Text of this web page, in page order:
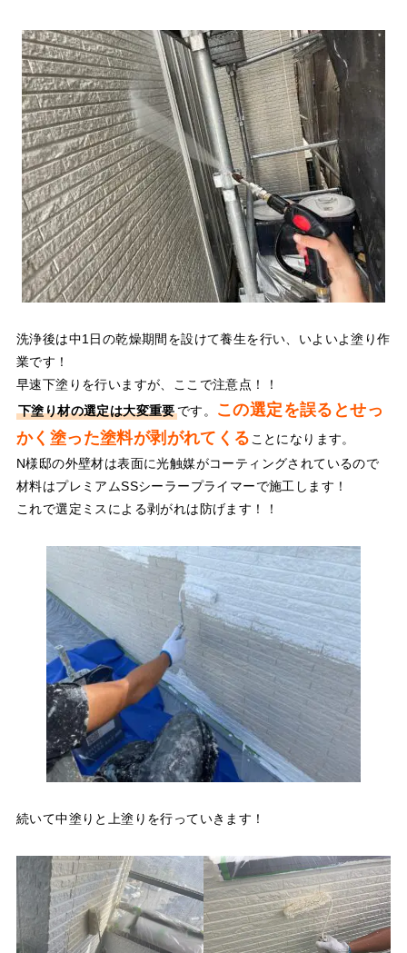
洗浄後は中1日の乾燥期間を設けて養生を行い、いよいよ塗り作
業です！
早速下塗りを行いますが、ここで注意点！！
下塗り材の選定は大変重要です。
この選定を誤るとせっ
かく塗った塗料が剥がれてくる ことになります。
N様邸の外壁材は表面に光触媒がコーティングされているので
材料はプレミアムSSシーラープライマーで施工します！
これで選定ミスによる剥がれは防げます！！
続いて中塗りと上塗りを行っていきます！